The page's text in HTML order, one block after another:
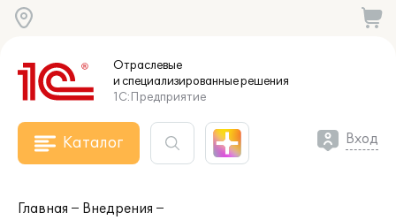
Отраслевые
и специализированныерешения
1С:Предприятие
Каталог Вход
Главная
Внедрения